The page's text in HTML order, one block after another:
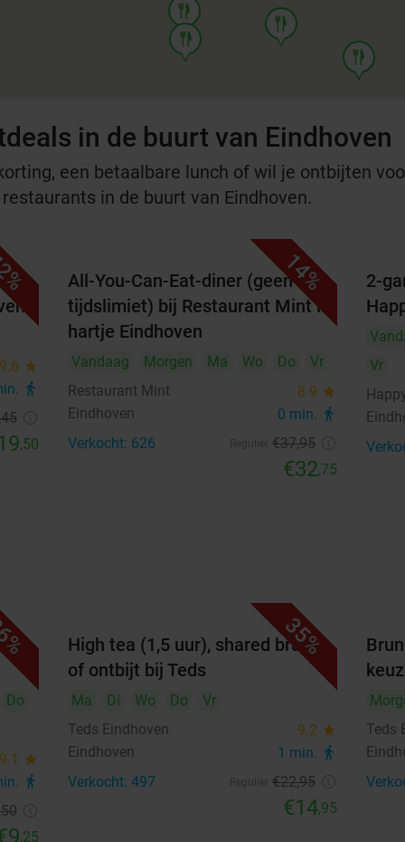
food
food
food
food
in de buurt van Eindhoven
een betaalbare lunch of wil je ontbijten
in de buurt van Eindhoven.
9.6 star
directions_walk
,50
14%
All-You-Can-Eat-diner (geen
tijdslimiet) bij Restaurant Mint in
hartje Eindhoven
Vandaag Morgen Ma Wo Do
Vr
Restaurant Mint
8.9 star
Eindhoven 0 min. directions_walk
Verkocht: 626 €37,95
€32,75
2-
Vr
Do
9.1 star
directions_walk
,25
35%
High tea (1,5 uur), shared brunch
of ontbijt bij Teds
Ma Di Wo Do
Vr
Teds Eindhoven
9.2 star
Eindhoven 1 min. directions_walk
Verkocht: 497 €22,95
€14,95
Teds